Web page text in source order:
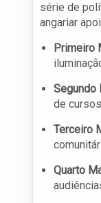
série de
angariar
Primeiro
Segundo
de
Terceiro
Quarto